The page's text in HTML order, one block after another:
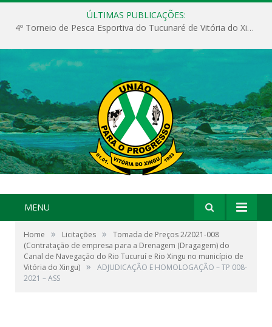
ÚLTIMAS PUBLICAÇÕES:
4º Torneio de Pesca Esportiva do Tucunaré de Vitória do Xingu
MENU
Home » Licitações »
Tomada de Preços 2/2021-008
(Contratação de empresa para a Drenagem (Dragagem) do
Canal de Navegação do Rio Tucuruí e Rio Xingu no município de
Vitória do Xingu) »
ADJUDICAÇÃO E HOMOLOGAÇÃO – TP 008-
2021 – ASS